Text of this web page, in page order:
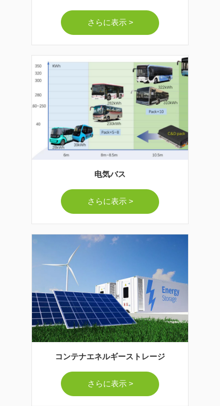
さらに表示 >
电気バス
さらに表示 >
コンテナエネルギーストレージ
さらに表示 >